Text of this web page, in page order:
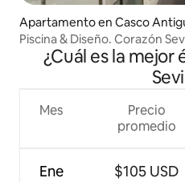
Apartamento en Casco
Piscina & Diseño. Corazón
¿Cuál es la mejor
Mes
Ene
Precio
promedio
$105 USD